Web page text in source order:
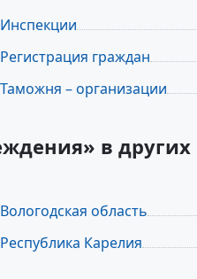
Инспекции
Регистрация граждан
Таможня – организации
в
Вологодская область
Республика Карелия